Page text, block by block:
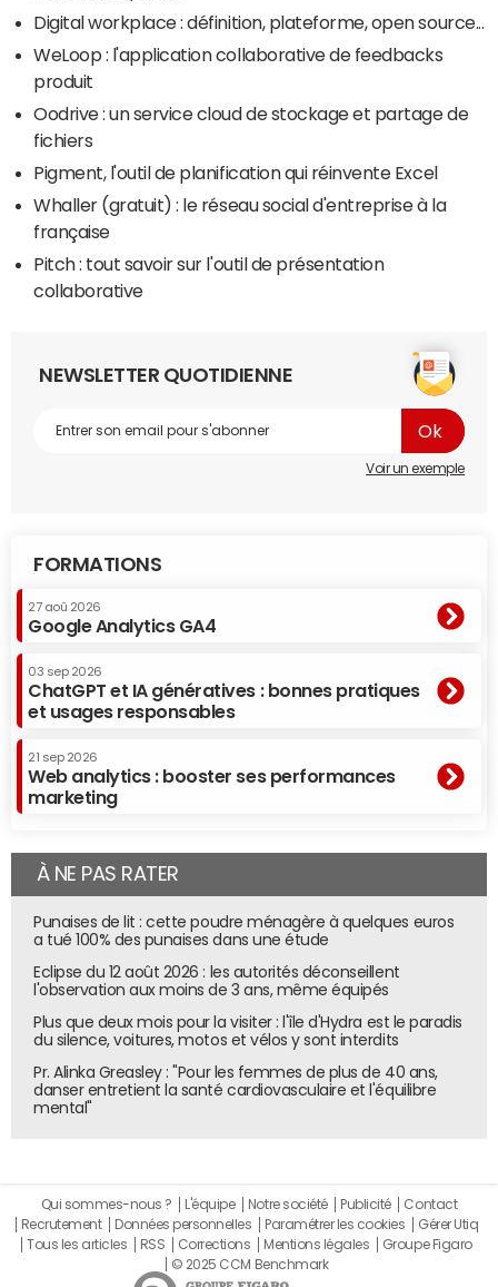
Digital workplace : définition, plateforme, open source...
WeLoop : l'application collaborative de feedbacks
produit
Oodrive : un service cloud de stockage et partage de
fichiers
Pigment, l'outil de planification qui réinvente Excel
Whaller (gratuit) : le réseau social d'entreprise à la
française
Pitch : tout savoir sur l'outil de présentation
collaborative
NEWSLETTER QUOTIDIENNE
Voir un exemple
FORMATIONS
27 aoû 2026
Google Analytics GA4
03 sep 2026
ChatGPT et IA génératives : bonnes pratiques
et usages responsables
21 sep 2026
Web analytics : booster ses performances
marketing
À NE PAS RATER
Punaises de lit : cette poudre ménagère à quelques euros
a tué 100% des punaises dans une étude
Eclipse du 12 août 2026 : les autorités déconseillent
l'observation aux moins de 3 ans, même équipés
Plus que deux mois pour la visiter : l'île d'Hydra est le paradis
du silence, voitures, motos et vélos y sont interdits
Pr. Alinka Greasley : "Pour les femmes de plus de 40 ans,
danser entretient la santé cardiovasculaire et l'équilibre
mental"
Qui sommes-nous ? L'équipe Notre société Publicité
Contact
Recrutement
Données personnelles Paramétrer les cookies
Gérer Utiq
Tous les articles
RSS Corrections Mentions légales
Groupe Figaro
© 2025 CCM Benchmark